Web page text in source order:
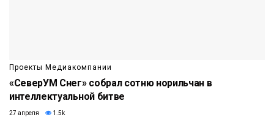
Проекты Медиакомпании
«СеверУМ Снег» собрал сотню норильчан в
интеллектуальной битве
27 апреля 1.5k